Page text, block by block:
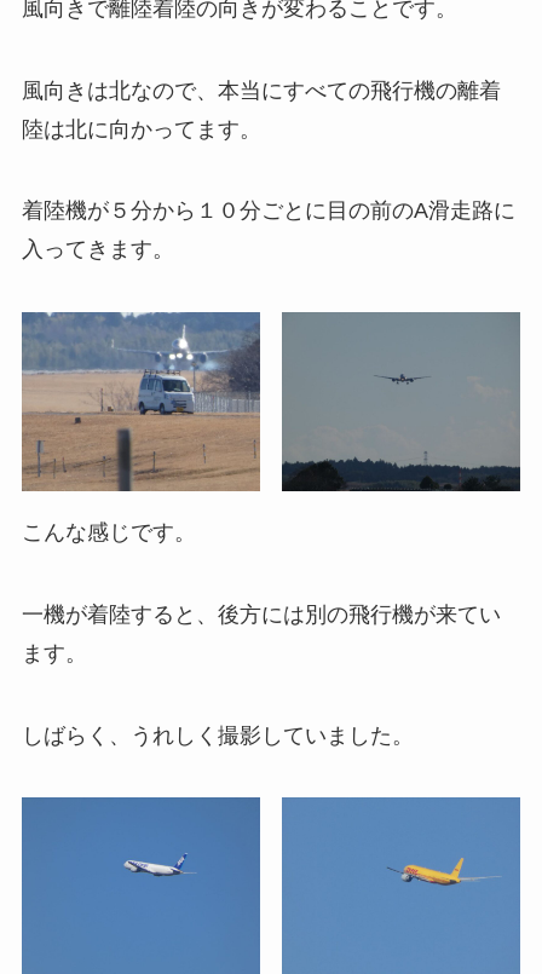
風向きで離陸着陸の向きが変わることです。
風向きは北なので、本当にすべての飛行機の離着
陸は北に向かってます。
着陸機が５分から１０分ごとに目の前のA滑走路に
入ってきます。
こんな感じです。
一機が着陸すると、後方には別の飛行機が来てい
ます。
しばらく、うれしく撮影していました。